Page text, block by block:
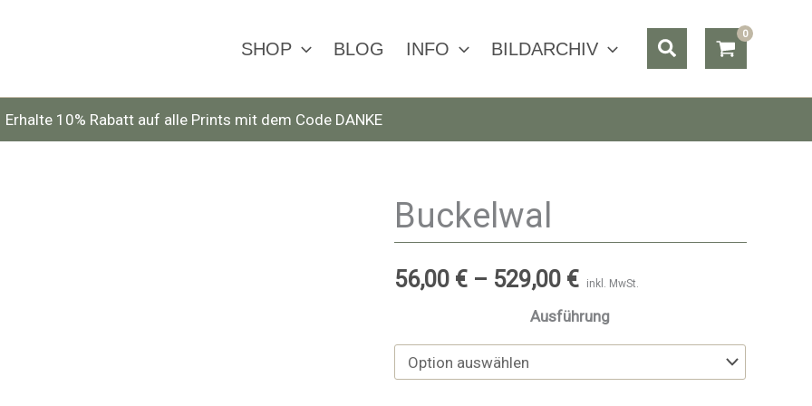
SHOP BLOG INFO BILDARCHIV Suchen
Erhalte 10% Rabatt auf alle Prints mit dem Code DANKE
Buckelwal
56,00 € – 529,00 € inkl. MwSt.
Ausführung